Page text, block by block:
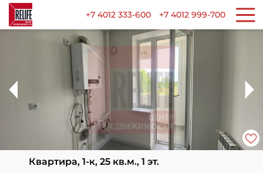
+7 4012 333-600 +7 4012 999-700
Квартира, 1-к, 25 кв.м., 1 эт.